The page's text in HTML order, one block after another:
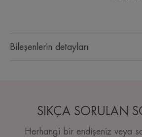
Bileşenlerin detayları
SIKÇA SORULAN
Herhangi bir endişeniz veya